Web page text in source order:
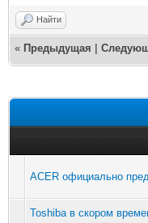
Найти
« Предыдущая
ACER официально
Toshiba в скором